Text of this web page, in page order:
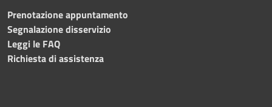
Prenotazione appuntamento
Segnalazione disservizio
Leggi le FAQ
Richiesta di assistenza